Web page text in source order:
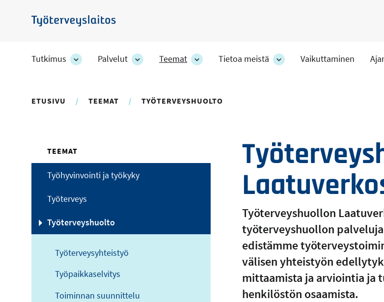
pääsisältöön
Työterveyslaitos
Tutkimus
TutkimusPalvelut
Palvelut
alakohteet
Teemat
TeematTietoa meistä
TietoaVaikuttaminen
ETUSIVU TEEMAT TYÖTERVEYSHUOLTO
Työterveyshuollon
työterveyshuollon
edistämme
välisen yhteistyön
mittaamista ja arviointia ja
henkilöstön osaamista.
TEEMAT
Työhyvinvointi ja työkyky
Työterveys
Työterveyshuolto
Työterveysyhteistyö
Työpaikkaselvitys
Toiminnan suunnittelu